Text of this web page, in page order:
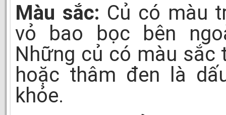
Màu sắc: Củ có màu
vỏ bao bọc bên
Những củ có màu sắc
hoặc thâm đen là
khỏe.